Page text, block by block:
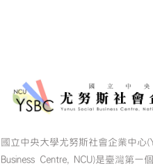
國立中央大學尤努斯社會企業中心
Business Centre, NCU)是臺灣第一